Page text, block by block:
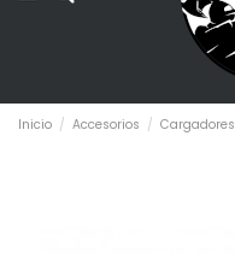
Inicio Accesorios Cargadores